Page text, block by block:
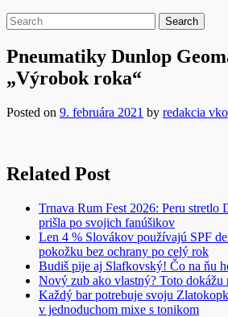
Pneumatiky Dunlop
„Výrobok roka“
Posted on 9. februára 2021 by redakcia
Related Post
Trnava Rum Fest 2026: Peru stretlo
prišla po svojich fanúšikov
Len 4 % Slovákov používajú SPF
pokožku bez ochrany po celý rok
Budiš pije aj Slafkovský! Čo na ňu
Nový zub ako vlastný? Toto dokážu
Každý bar potrebuje svoju
v jednoduchom mixe s tonikom